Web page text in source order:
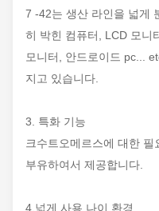
7 -42는 생산 라인을 넓게
히 박힌 컴퓨터, LCD 모니
모니터, 안드로이드 pc...
지고 있습니다.
3. 특화 기능
크수트오메르스에 대한 필
부유하여서 제공합니다.
4.넓게 사용 나이 환경